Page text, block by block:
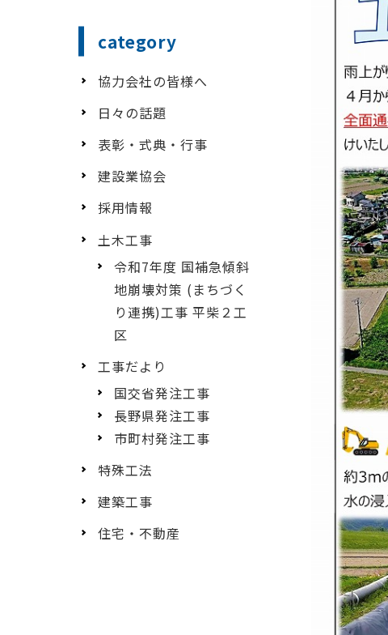
category
協力会社の皆様へ
日々の話題
表彰・式典・行事
建設業協会
採用情報
土木工事
令和7年度 国補急傾斜
地崩壊対策 (まちづく
り連携)工事 平柴２工
区
工事だより
国交省発注工事
長野県発注工事
市町村発注工事
特殊工法
建築工事
住宅・不動産